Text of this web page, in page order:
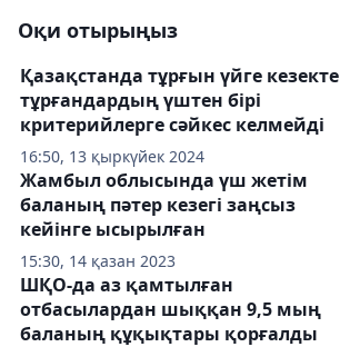
Оқи отырыңыз
16:50, 13 қыркүйек 2024
Қазақстанда тұрғын үйге кезекте
тұрғандардың үштен бірі
критерийлерге сәйкес келмейді
15:30, 14 қазан 2023
Жамбыл облысында үш жетім
баланың пәтер кезегі заңсыз
кейінге ысырылған
ШҚО-да аз қамтылған
отбасылардан шыққан 9,5 мың
баланың құқықтары қорғалды